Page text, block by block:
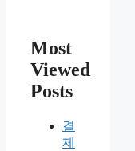
Most
Viewed
Posts
결
제